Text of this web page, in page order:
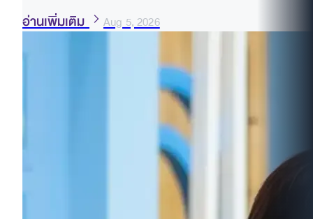
อ่านเพิ่มเติม Aug 5, 2026